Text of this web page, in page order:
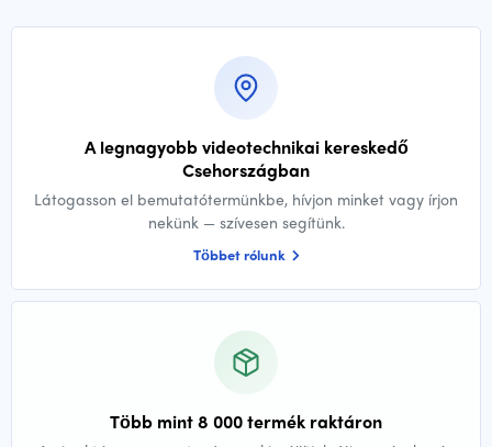
A legnagyobb videotechnikai kereskedő
Csehországban
Látogasson el bemutatótermünkbe, hívjon minket vagy írjon
nekünk — szívesen segítünk.
Többet rólunk
Több mint 8 000 termék raktáron